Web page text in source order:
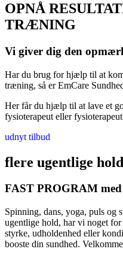
OPNÅ
TRÆNING
Vi giver dig den
Har du brug for hjælp til at
træning, så er EmCare
Her får du hjælp til at lave et
fysioterapeut eller
udnyt tilbud
flere ugentlige hold
FAST PROGRAM med
Spinning, dans, yoga, puls og
ugentlige hold, har vi noget
styrke, udholdenhed eller
booste din sundhed.